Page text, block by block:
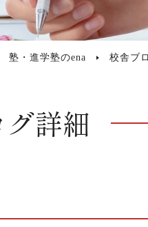
塾・進学塾のena 校舎ブ
詳細